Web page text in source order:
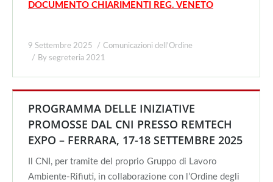
DOCUMENTO CHIARIMENTI REG. VENETO
9 Settembre 2025
Comunicazioni dell'Ordine
By segreteria 2021
PROGRAMMA DELLE INIZIATIVE
PROMOSSE DAL CNI PRESSO REMTECH
EXPO – FERRARA, 17-18 SETTEMBRE 2025
Il CNI, per tramite del proprio Gruppo di Lavoro
Ambiente-Rifiuti, in collaborazione con l’Ordine degli